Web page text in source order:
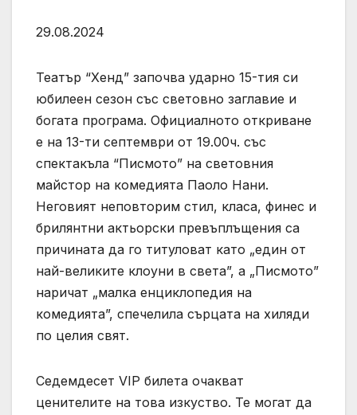
29.08.2024
Театър “Хенд” започва ударно 15-тия си
юбилеен сезон със световно заглавие и
богата програма. Официалното откриване
е на 13-ти септември от 19.00ч. със
спектакъла “Писмото” на световния
майстор на комедията Паоло Нани.
Неговият неповторим стил, класа, финес и
брилянтни актьорски превъплъщения са
причината да го титуловат като „един от
най-великите клоуни в света”, а „Писмото”
наричат „малка енциклопедия на
комедията”, спечелила сърцата на хиляди
по целия свят.
Седемдесет VIP билета очакват
ценителите на това изкуство. Те могат да